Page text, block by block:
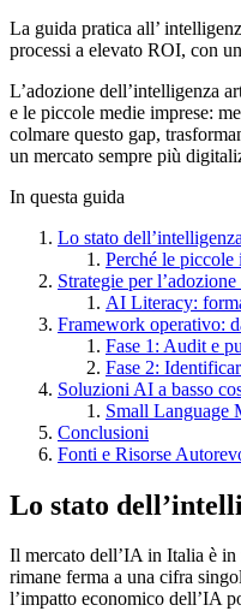
La guida pratica all’
processi a elevato ROI, con
L’adozione dell’intelligenza
e le piccole medie imprese:
colmare questo gap,
un mercato sempre più
In questa guida
Lo stato
Perché le piccole
Strategie per
AI Literacy:
Framework operativo:
Fase 1: Audit e
Fase 2:
Soluzioni AI a basso
Small Language
Conclusioni
Fonti e Risorse
Lo stato
Il mercato dell’IA in Italia è in
rimane ferma a una cifra
l’impatto economico dell’IA